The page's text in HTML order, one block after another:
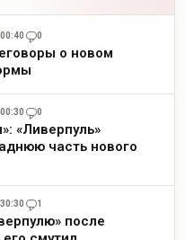
0
о новом
0
«Ливерпуль»
часть нового
1
после